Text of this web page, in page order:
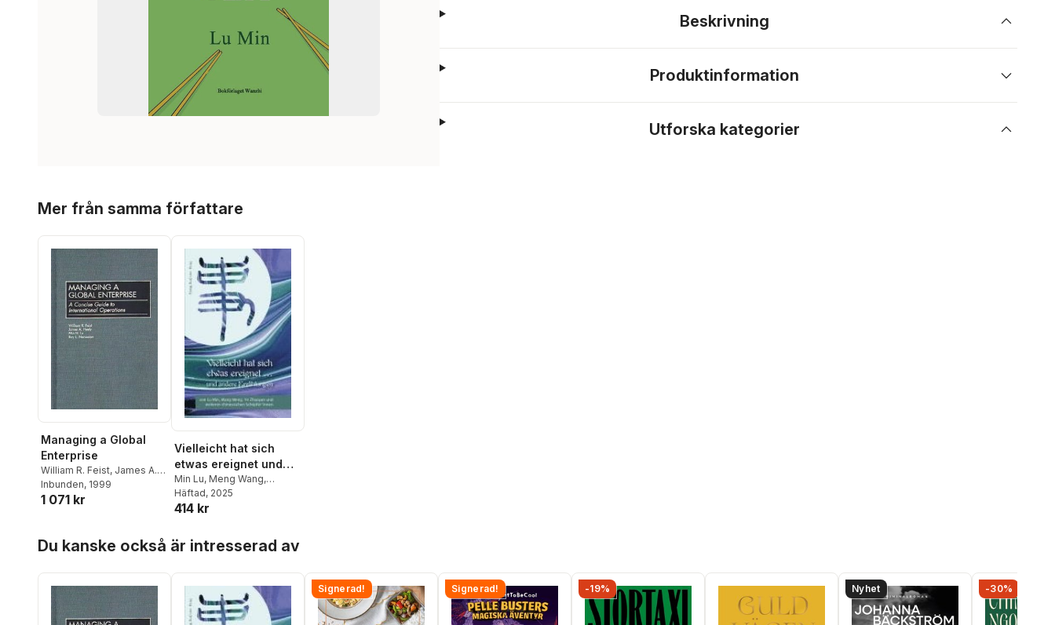
Beskrivning
Produktinformation
Utforska kategorier
Mer från samma författare
Managing a Global
Enterprise
William R. Feist, James A.
Heely,Min Lu,Roy
Nersesian
Inbunden, 1999
1 071 kr
Vielleicht hat sich
etwas ereignet und
andere Erzählungen
Min Lu, Meng Wang,
Zhaoyan Ye,
Häftad, 2025
414 kr
Du kanske också är intresserad av
Signerad! Signerad! -19% Nyhet -30%